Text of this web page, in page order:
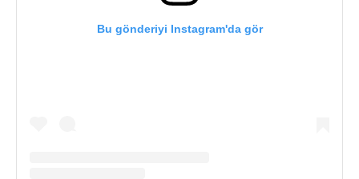
Bu gönderiyi Instagram'da gör